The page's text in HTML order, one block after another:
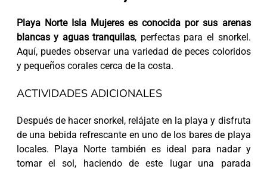
Playa Norte Isla Mujeres es conocida por sus arenas
blancas y aguas tranquilas, perfectas para el snorkel.
Aquí, puedes observar una variedad de peces coloridos
y pequeños corales cerca de la costa.
ACTIVIDADES ADICIONALES
Después de hacer snorkel, relájate en la playa y disfruta
de una bebida refrescante en uno de los bares de playa
locales. Playa Norte también es ideal para nadar y
tomar el sol, haciendo de este lugar una parada